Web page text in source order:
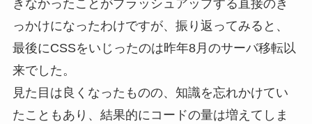
きなかったことがブラッシュアップする直接のき
っかけになったわけですが、振り返ってみると、
最後にCSSをいじったのは昨年8月のサーバ移転以
来でした。
見た目は良くなったものの、知識を忘れかけてい
たこともあり、結果的にコードの量は増えてしま